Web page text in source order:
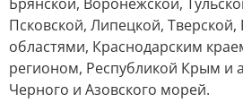
Псковской, Липецкой, Тверской,
областями, Краснодарским
регионом, Республикой Крым и
Черного и Азовского морей.